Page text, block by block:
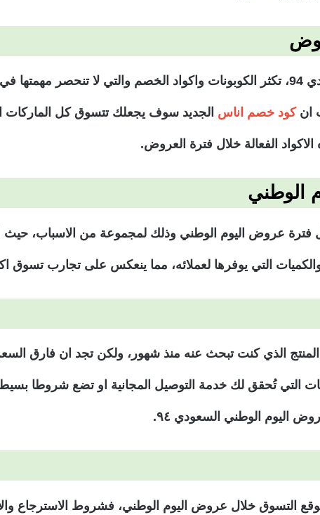
من الجدير بالذكر أنه خلال موسم عروض اليوم الوطني السعودي 94، تكثر الكوبونات واكواد
انكود خصم اناس الجديد سوف يجعلك تتسوق كل الماركات
الفعالة خلال فترة العروض.
الوطني
فترة عروض اليوم الوطني وذلك لمجموعة من الاسباب، حيث
التي يوفرها لعملائه، مما ينعكس على تجارب تسوق
الذي كنت تبحث عنه منذ شهور، ولكن تجد ان فارق
التي تُحقق لك خدمة التوصيل المجانية او تضع شروطا
اليوم الوطني السعودي ٩٤.
موقع التسوق خلال عروض اليوم الوطني، فشروط الاسترجاع